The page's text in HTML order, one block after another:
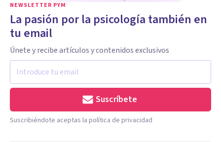
NEWSLETTER PYM
La pasión por la psicología también en
tu email
Únete y recibe artículos y contenidos exclusivos
Suscríbete
Suscribiéndote aceptas la política de privacidad